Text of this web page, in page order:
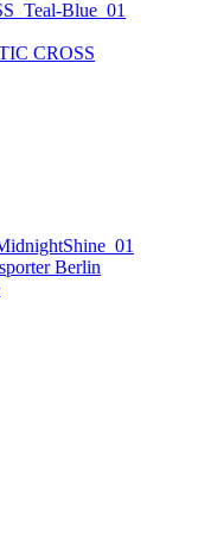
CROSS
Berlin